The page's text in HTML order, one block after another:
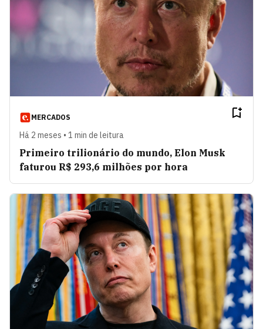
MERCADOS
Há 2 meses • 1 min de leitura
Primeiro trilionário do mundo, Elon Musk
faturou R$ 293,6 milhões por hora